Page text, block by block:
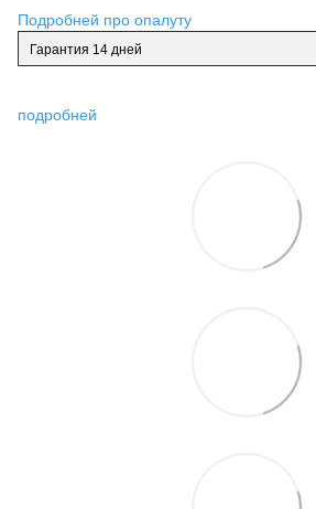
Подробней про опалуту
Гарантия 14 дней
подробней